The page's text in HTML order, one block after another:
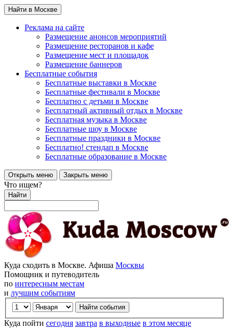
Найти в Москве
Реклама на сайте
Размещение анонсов мероприятий
Размещение ресторанов и кафе
Размещение мест и площадок
Размещение баннеров
Бесплатные события
Бесплатные выставки в Москве
Бесплатные фестивали в Москве
Бесплатно с детьми в Москве
Бесплатный активный отдых в Москве
Бесплатная музыка в Москве
Бесплатные шоу в Москве
Бесплатные праздники в Москве
Бесплатно! стендап в Москве
Бесплатные образование в Москве
Открыть меню Закрыть меню
Что ищем?
Найти
Куда сходить в Москве. Афиша Москвы
Помощник и путеводитель
по интересным местам
и лучшим событиям
Куда пойти сегодня завтра в выходные в этом месяце